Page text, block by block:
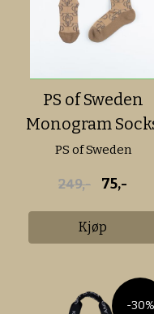
PS of Sweden
Monogram
PS of Sweden
249,- 75,-
Kjøp
-30%